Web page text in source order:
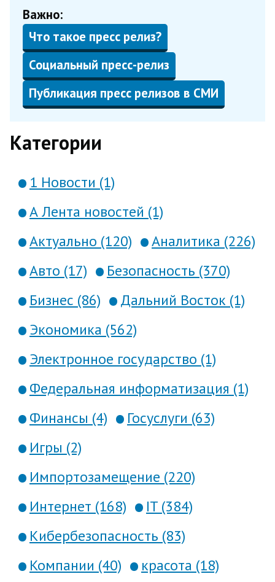
Важно:
Что такое пресс релиз?
Социальный пресс-релиз
Публикация пресс релизов в СМИ
Категории
1 Новости (1)
А Лента новостей (1)
Актуально (120)
Аналитика (226)
Авто (17)
Безопасность (370)
Бизнес (86)
Дальний Восток (1)
Экономика (562)
Электронное государство (1)
Федеральная информатизация (1)
Финансы (4)
Госуслуги (63)
Игры (2)
Импортозамещение (220)
Интернет (168)
IT (384)
Кибербезопасность (83)
Компании (40)
красота (18)